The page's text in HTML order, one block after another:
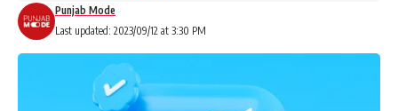
Last updated: 2023/09/12 at 3:30 PM
Punjab Mode